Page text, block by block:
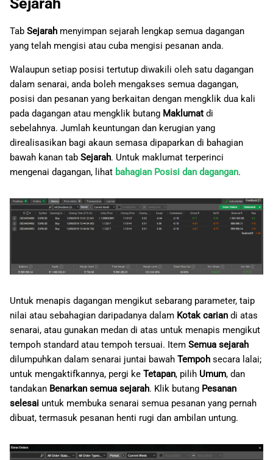
Tab Sejarah menyimpan sejarah lengkap semua dagangan
yang telah mengisi atau cuba mengisi pesanan anda.
Walaupun setiap posisi tertutup diwakili oleh satu dagangan
dalam senarai, anda boleh mengakses semua dagangan,
posisi dan pesanan yang berkaitan dengan mengklik dua kali
pada dagangan atau mengklik butang Maklumat di
sebelahnya. Jumlah keuntungan dan kerugian yang
direalisasikan bagi akaun semasa dipaparkan di bahagian
bawah kanan tab Sejarah. Untuk maklumat terperinci
mengenai dagangan, lihat bahagian Posisi dan dagangan.
Untuk menapis dagangan mengikut sebarang parameter, taip
nilai atau sebahagian daripadanya dalam Kotak carian di atas
senarai, atau gunakan medan di atas untuk menapis mengikut
tempoh standard atau tempoh tersuai. Item Semua sejarah
dilumpuhkan dalam senarai juntai bawah Tempoh secara lalai;
untuk mengaktifkannya, pergi ke Tetapan, pilih Umum, dan
tandakan Benarkan semua sejarah. Klik butang Pesanan
selesai untuk membuka senarai semua pesanan yang pernah
dibuat, termasuk pesanan henti rugi dan ambilan untung.